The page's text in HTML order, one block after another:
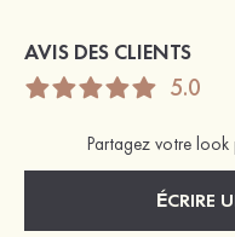
AVIS DES CLIENTS
5.0
Partagez votre
ÉCRIRE